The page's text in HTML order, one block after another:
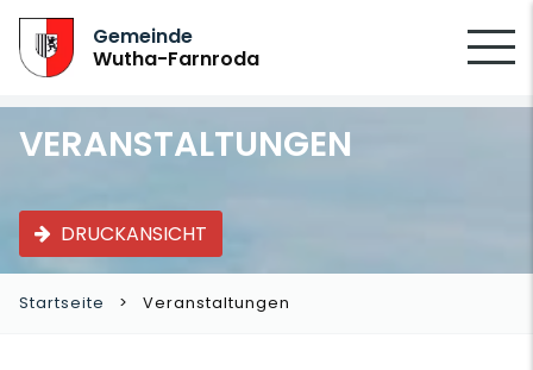
Gemeinde
Wutha-Farnroda
VERANSTALTUNGEN
DRUCKANSICHT
Startseite Veranstaltungen